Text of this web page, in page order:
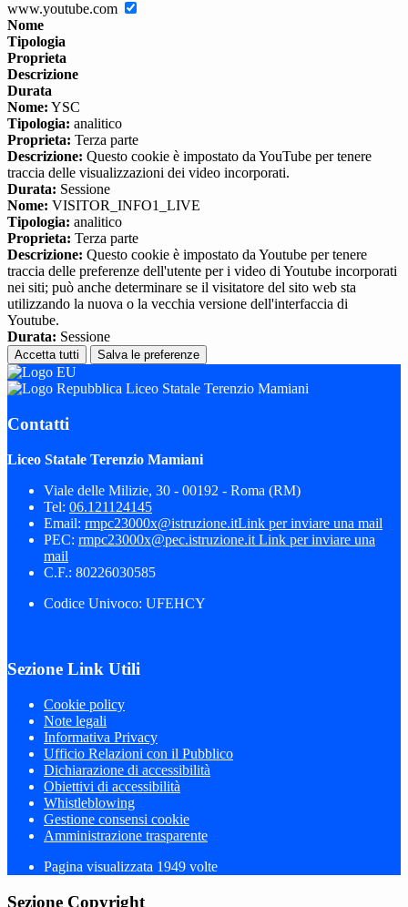
www.youtube.com
Nome
Tipologia
Proprieta
Descrizione
Durata
Nome: YSC
Tipologia: analitico
Proprieta: Terza parte
Descrizione: Questo cookie è impostato da YouTube per tenere
traccia delle visualizzazioni dei video incorporati.
Durata: Sessione
Nome: VISITOR_INFO1_LIVE
Tipologia: analitico
Proprieta: Terza parte
Descrizione: Questo cookie è impostato da Youtube per tenere
traccia delle preferenze dell'utente per i video di Youtube incorporati
nei siti; può anche determinare se il visitatore del sito web sta
utilizzando la nuova o la vecchia versione dell'interfaccia di
Youtube.
Durata: Sessione
Accetta tutti Salva le preferenze
Liceo Statale Terenzio Mamiani
Contatti
Liceo Statale Terenzio Mamiani
Viale delle Milizie, 30 - 00192 - Roma (RM)
Tel: 06.121124145
Email: rmpc23000x@istruzione.itLink per inviare una mail
PEC: rmpc23000x@pec.istruzione.it Link per inviare una
mail
C.F.: 80226030585
Codice Univoco: UFEHCY
Sezione Link Utili
Cookie policy
Note legali
Informativa Privacy
Ufficio Relazioni con il Pubblico
Dichiarazione di accessibilità
Obiettivi di accessibilità
Whistleblowing
Gestione consensi cookie
Amministrazione trasparente
Pagina visualizzata 1949 volte
Sezione Copyright